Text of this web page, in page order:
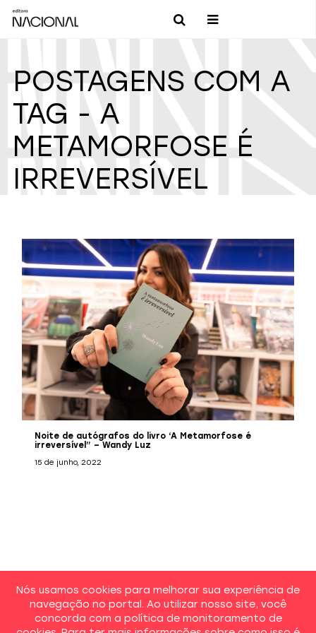
POSTAGENS COM A
TAG - A
METAMORFOSE É
IRREVERSÍVEL
Noite de autógrafos do livro ‘A Metamorfose é
irreversível” – Wandy Luz
15 de junho, 2022
Nós usamos cookies para melhorar sua experiência de
navegação no portal. Ao utilizar nosso site, você
concorda com a política de monitoramento de